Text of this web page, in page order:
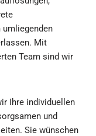
umliegenden
Mit
Team sind wir
Ihre individuellen
und
Sie wünschen